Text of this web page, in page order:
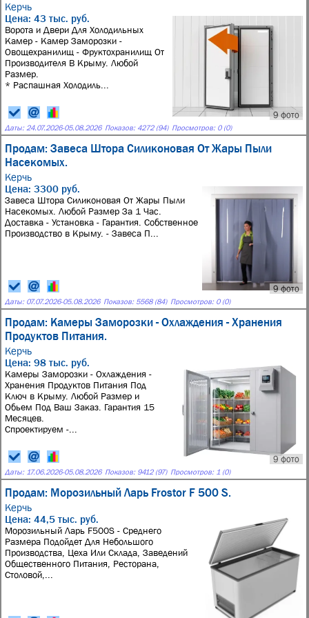
Керчь
9 фото
Цена: 43 тыс. руб.
Ворота и Двери Для Холодильных
Камер - Камер Заморозки -
Овощехранилищ - Фруктохранилищ От
Производителя В Крыму. Любой
Размер.
* Распашная Холодиль...
Даты: 24.07.2026-05.08.2026 Показов: 4272 (94) Просмотров: 0 (0)
Продам: Завеса Штора Силиконовая От Жары Пыли
Насекомых.
Керчь
9 фото
Цена: 3300 руб.
Завеса Штора Силиконовая От Жары Пыли
Насекомых. Любой Размер За 1 Час.
Доставка - Установка - Гарантия. Собственное
Производство в Крыму. - Завеса П...
Даты: 07.07.2026-05.08.2026 Показов: 5568 (84) Просмотров: 0 (0)
Продам: Камеры Заморозки - Охлаждения - Хранения
Продуктов Питания.
Керчь
9 фото
Цена: 98 тыс. руб.
Камеры Заморозки - Охлаждения -
Хранения Продуктов Питания Под
Ключ в Крыму. Любой Размер и
Обьем Под Ваш Заказ. Гарантия 15
Месяцев.
Спроектируем -...
Даты: 17.06.2026-05.08.2026 Показов: 9412 (97) Просмотров: 1 (0)
Продам: Морозильный Ларь Frostor F 500 S.
Керчь
Цена: 44,5 тыс. руб.
Морозильный Ларь F500S - Среднего
Размера Подойдет Для Небольшого
Производства, Цеха Или Склада, Заведений
Общественного Питания, Ресторана,
Столовой,...